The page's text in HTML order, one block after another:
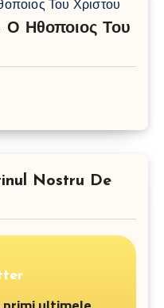
Ο Ηθοποιος Του
Nostru De